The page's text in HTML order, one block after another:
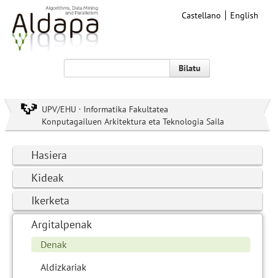
Castellano English
Bilatu
UPV/EHU · Informatika Fakultatea
Konputagailuen Arkitektura eta Teknologia Saila
Hasiera
Kideak
Ikerketa
Argitalpenak
Denak
Aldizkariak